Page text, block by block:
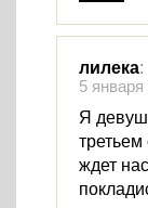
лилека:
5
Я
ждет